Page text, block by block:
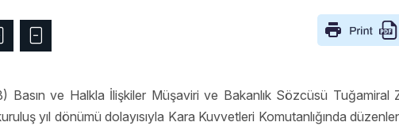
Basın ve Halkla İlişkiler Müşaviri ve Bakanlık Sözcüsü Tuğamiral
yıl dönümü dolayısıyla Kara Kuvvetleri Komutanlığında